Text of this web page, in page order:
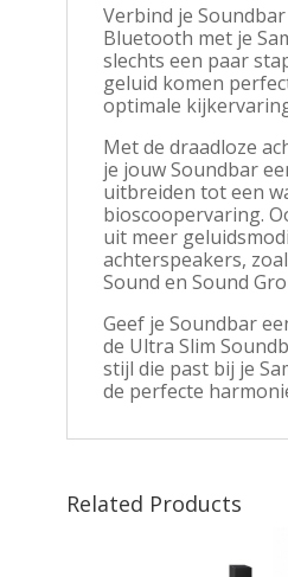
Verbind je
Bluetooth met je
slechts een paar
geluid komen
optimale
Met de draadloze
je jouw Soundbar
uitbreiden tot een
bioscoopervaring.
uit meer
achterspeakers,
Sound en Sound
Geef je Soundbar
de Ultra Slim
stijl die past bij je
de perfecte
Related Products